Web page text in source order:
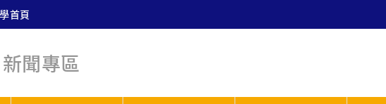
首頁
新聞專區